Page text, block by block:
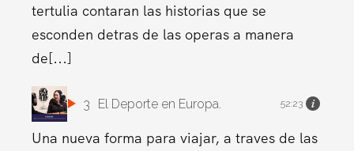
tertulia contaran las historias que se
esconden detras de las operas a manera
de[...]
3 El Deporte en Europa. 52:23
Una nueva forma para viajar, a traves de las